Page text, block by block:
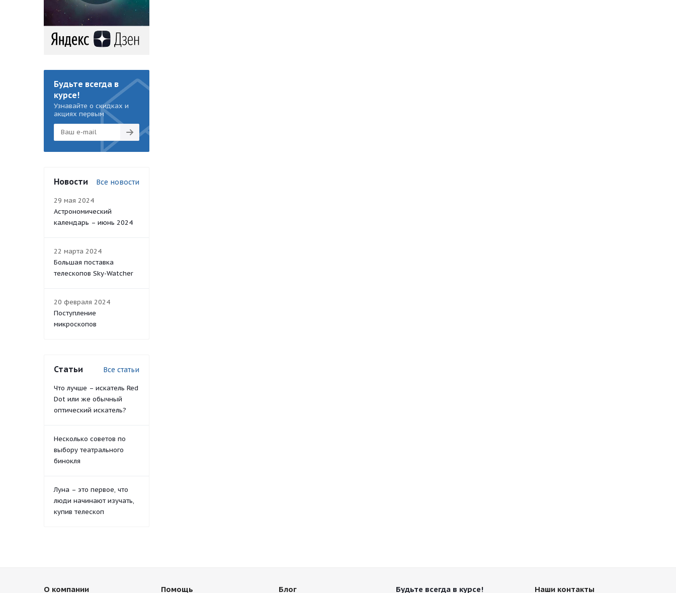
Будьте всегда в
курсе!
Узнавайте о скидках и
акциях первым
Новости Все новости
29 мая 2024
Астрономический
календарь – июнь 2024
22 марта 2024
Большая поставка
телескопов Sky-Watcher
20 февраля 2024
Поступление
микроскопов
Статьи Все статьи
Что лучше – искатель Red
Dot или же обычный
оптический искатель?
Несколько советов по
выбору театрального
бинокля
Луна – это первое, что
люди начинают изучать,
купив телескоп
О компании Помощь Блог Будьте всегда в курсе! Наши контакты